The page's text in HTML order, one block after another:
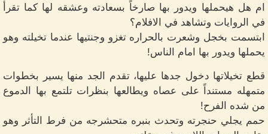
ام هل هيحملها ويدور بها صارخاً بسعادته وعشقه لها كما تقرأ
في الروايات وتشاهد في الافلام؟
ابتسمت بخجل وشعرت بالحراره تغزو وجنتيها عندما تخيلته وهو
يحملها ويدور بها امام الناس!
قطع تخيلاتها دخول جدها عليها، تقدم الجد منها يسير بخطوات
متمهله مستنداً على عصاه ويطالعها بنظرات تلتمع بها الدموع
من شده الفرح!
حمم يجلي حنجرته وتحدث بنبره متحشرجه من فرط التأثر وهو